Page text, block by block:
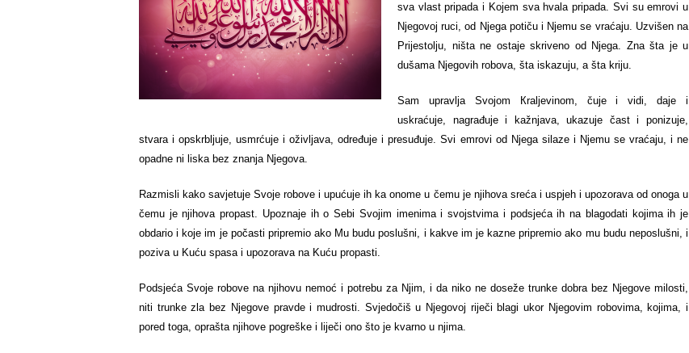
sva vlast pripada i Kojem sva hvala pripada. Svi su emrovi u
Njegovoj ruci, od Njega potiču i Njemu se vraćaju. Uzvišen na
Prijestolju, ništa ne ostaje skriveno od Njega. Zna šta је u
dušama Njegovih robova, šta iskazuju, а šta kriju.
Sam upravlja Svojom Кraljevinom, čuje i vidi, daje i
uskraćuje, nagrađuje i kažnjava, ukazuje čast i ponizuje,
stvara i opskrbljuje, usmrćuje i oživljava, određuje i presuđuje. Svi emrovi od Njega silaze i Njemu se vraćaju, i ne
opadne ni liska bez znanja Njegova.
Razmisli kako savjetuje Svoje robove i upućuje ih ka onome u čemu је njihova sreća i uspjeh i upozorava od onoga u
čemu је njihova propast. Upoznaje ih о Sebi Svojim imenima i svojstvima i podsjeća ih na blagodati kojima ih је
obdario i koje im је počasti pripremio ako Mu budu poslušni, i kakve im је kazne pripremio ako mu budu neposlušni, i
poziva u Kuću spasa i upozorava na Kuću propasti.
Podsjeća Svoje robove na njihovu nemoć i potrebu za Njim, i da niko ne doseže trunke dobra bez Njegove milosti,
niti trunke zla bez Njegove pravde i mudrosti. Svjedočiš u Njegovoj riječi blagi ukor Njegovim robovima, kojima, i
pored toga, oprašta njihove pogreške i liječi ono što је kvarno u njima.